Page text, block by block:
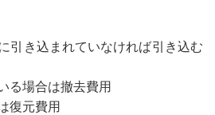
引き込まれていなければ引き込む
る場合は撤去費用
復元費用